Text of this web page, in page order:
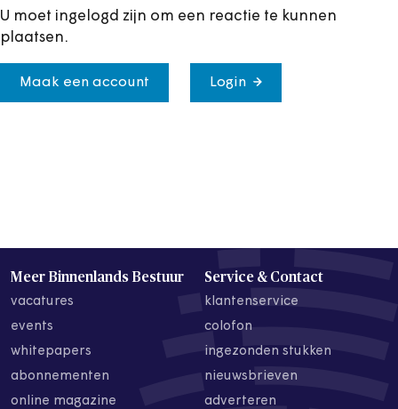
U moet ingelogd zijn om een reactie te kunnen
plaatsen.
Maak een account Login
Meer Binnenlands Bestuur
vacatures
events
whitepapers
abonnementen
online magazine
Service & Contact
klantenservice
colofon
ingezonden stukken
nieuwsbrieven
adverteren